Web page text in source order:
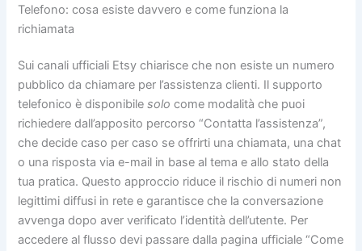
Telefono: cosa esiste davvero e come funziona la
richiamata
Sui canali ufficiali Etsy chiarisce che non esiste un numero
pubblico da chiamare per l’assistenza clienti. Il supporto
telefonico è disponibilesolo come modalità che puoi
richiedere dall’apposito percorso “Contatta l’assistenza”,
che decide caso per caso se offrirti una chiamata, una chat
o una risposta via e-mail in base al tema e allo stato della
tua pratica. Questo approccio riduce il rischio di numeri non
legittimi diffusi in rete e garantisce che la conversazione
avvenga dopo aver verificato l’identità dell’utente. Per
accedere al flusso devi passare dalla pagina ufficiale “Come